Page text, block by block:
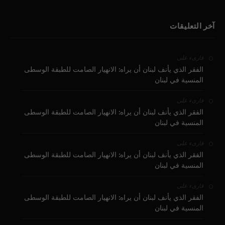
آخر التعليقات
قارىء على
الفقر الذي يأنف لبنان أن يراه: الانهيار الصامت للطبقة الوسطى
المنسية في لبنان
قارىء على
الفقر الذي يأنف لبنان أن يراه: الانهيار الصامت للطبقة الوسطى
المنسية في لبنان
قارىء على
الفقر الذي يأنف لبنان أن يراه: الانهيار الصامت للطبقة الوسطى
المنسية في لبنان
قارىء على
الفقر الذي يأنف لبنان أن يراه: الانهيار الصامت للطبقة الوسطى
المنسية في لبنان